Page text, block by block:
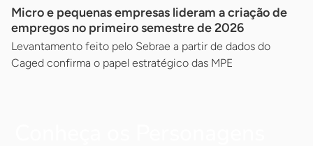
Micro e pequenas empresas lideram a criação de
empregos no primeiro semestre de 2026
Levantamento feito pelo Sebrae a partir de dados do
Caged confirma o papel estratégico das MPE